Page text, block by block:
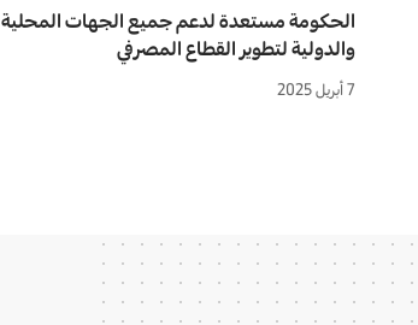
الحكومة مستعدة لدعم جميع الجهات المحلية
والدولية لتطوير القطاع المصرفي
7 أبريل 2025